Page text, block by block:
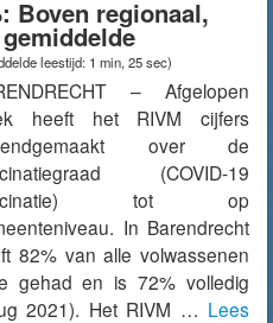
Boven regionaal,
leestijd: 1 min, 25 sec)
– Afgelopen
heeft het RIVM cijfers
over de
(COVID-19
tot op
In Barendrecht
82% van alle volwassenen
gehad en is 72% volledig
2021). Het RIVM … Lees